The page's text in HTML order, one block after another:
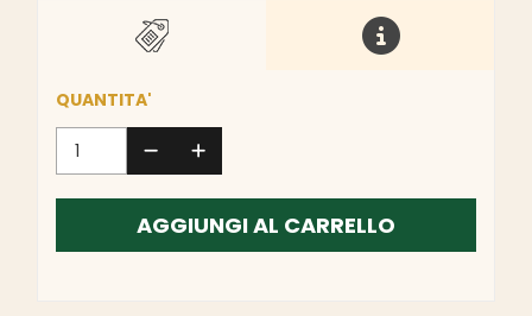
QUANTITA'
AGGIUNGI AL CARRELLO